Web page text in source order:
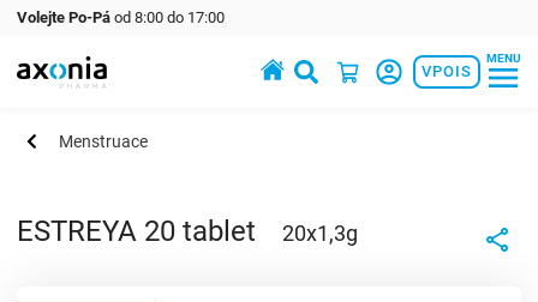
Volejte Po-Pá od 8:00 do 17:00
VPOIS
MENU
Menstruace
ESTREYA 20 tablet 20x1,3g